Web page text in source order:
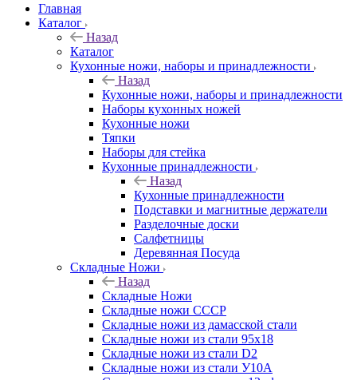
Главная
Каталог
Назад
Каталог
Кухонные ножи, наборы и принадлежности
Назад
Кухонные ножи, наборы и принадлежности
Наборы кухонных ножей
Кухонные ножи
Тяпки
Наборы для стейка
Кухонные принадлежности
Назад
Кухонные принадлежности
Подставки и магнитные держатели
Разделочные доски
Салфетницы
Деревянная Посуда
Складные Ножи
Назад
Складные Ножи
Cкладные ножи СССР
Складные ножи из дамасской стали
Складные ножи из стали 95х18
Складные ножи из стали D2
Складные ножи из стали У10А